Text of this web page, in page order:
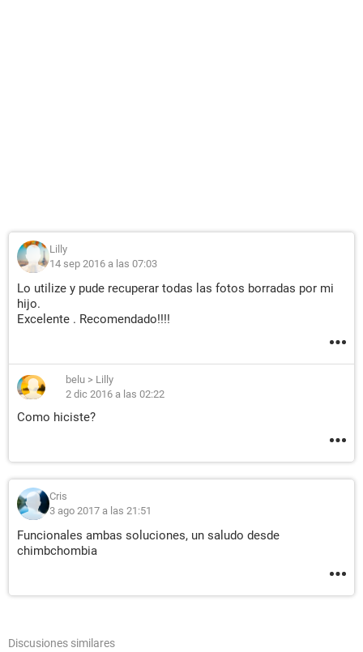
Lilly
14 sep 2016 a las 07:03
Lo utilize y pude recuperar todas las fotos borradas por mi
hijo.
Excelente . Recomendado!!!!
belu > Lilly
2 dic 2016 a las 02:22
Como hiciste?
Cris
3 ago 2017 a las 21:51
Funcionales ambas soluciones, un saludo desde
chimbchombia
Discusiones similares